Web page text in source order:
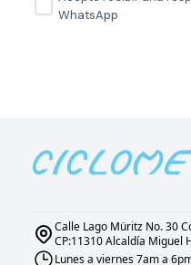
WhatsApp
Calle Lago Müritz No. 30
CP:11310 Alcaldía Miguel
Lunes a viernes 7am a